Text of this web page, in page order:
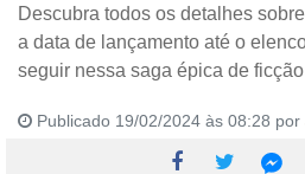
Descubra todos os detalhes
a data de lançamento até o
seguir nessa saga épica de ficção
Publicado 19/02/2024 às 08:28 por